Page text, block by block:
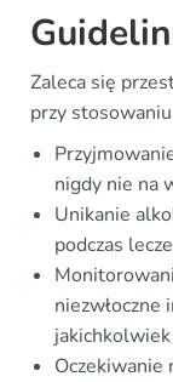
Zaleca się
przy
nigdy nie na
Unikanie
podczas
Oczekiwanie